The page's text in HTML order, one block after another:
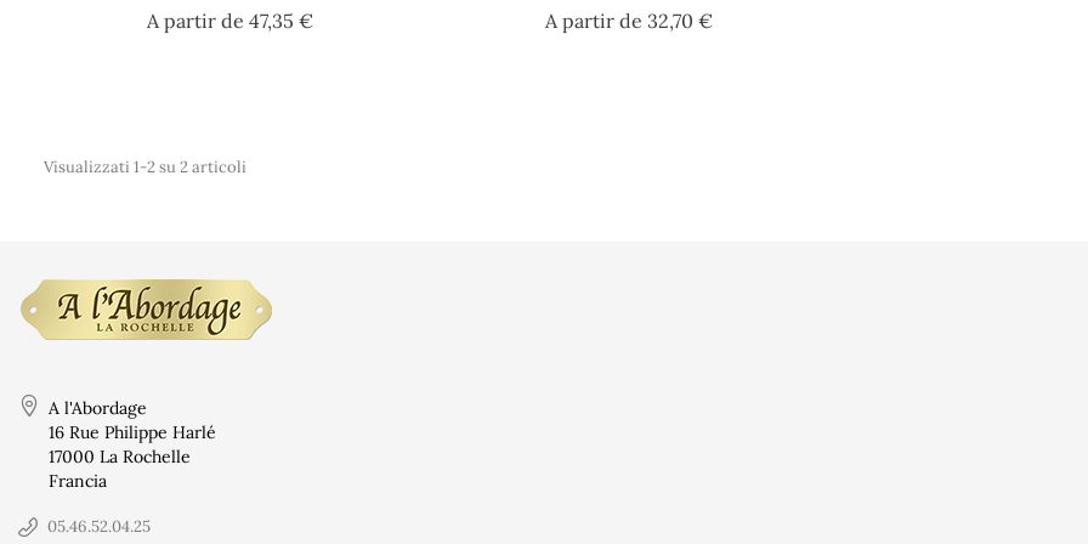
A partir de47,35 €Prezzo A partir de32,70 €Prezzo
Visualizzati 1-2 su 2 articoli
A l'Abordage
16 Rue Philippe Harlé
17000 La Rochelle
Francia
05.46.52.04.25